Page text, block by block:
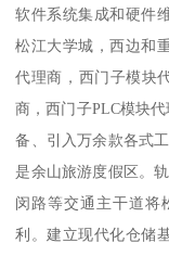
软件系统集成和硬件
松江大学城，西边和
代理商，西门子模块
商，西门子PLC模块
备、引入万余款各式
是余山旅游度假区。
闵路等交通主干道将
利。建立现代化仓储